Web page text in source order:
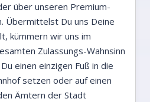
über unseren Premium-
Übermittelst Du uns Deine
kümmern wir uns im
Zulassungs-Wahnsinn
einen einzigen Fuß in die
setzen oder auf einen
Ämtern der Stadt